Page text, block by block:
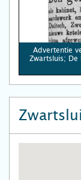
Advertentie
Zwartsluis; De